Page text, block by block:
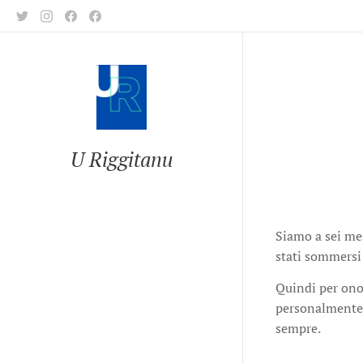
U Riggitanu
Siamo a sei
stati
Quindi per
sempre.